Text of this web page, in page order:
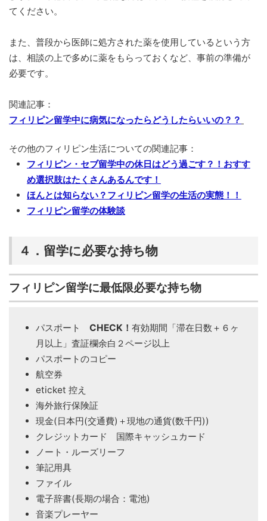
てください。
また、普段から医師に処方された薬を使用しているという方
は、相談の上で多めに薬をもらっておくなど、事前の準備が
必要です。
関連記事：
フィリピン留学中に病気になったらどうしたらいいの？？
その他のフィリピン生活についての関連記事：
フィリピン・セブ留学中の休日はどう過ごす？！おすす
め選択肢はたくさんあるんです！
ほんとは知らない？フィリピン留学の生活の実態！！
フィリピン留学の体験談
４．留学に必要な持ち物
フィリピン留学に最低限必要な持ち物
パスポート CHECK！ 有効期間「滞在日数＋６ヶ
月以上」査証欄余白２ページ以上
パスポートのコピー
航空券
eticket 控え
海外旅行保険証
現金(日本円(交通費)＋現地の通貨(数千円))
クレジットカード 国際キャッシュカード
ノート・ルーズリーフ
筆記用具
ファイル
電子辞書(長期の場合：電池)
音楽プレーヤー